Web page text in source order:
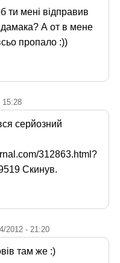
мені відправив
А от в мене
пропало :))
15:28
серйозний
312863.html?
Скинув.
2012 - 21:20
там же :)